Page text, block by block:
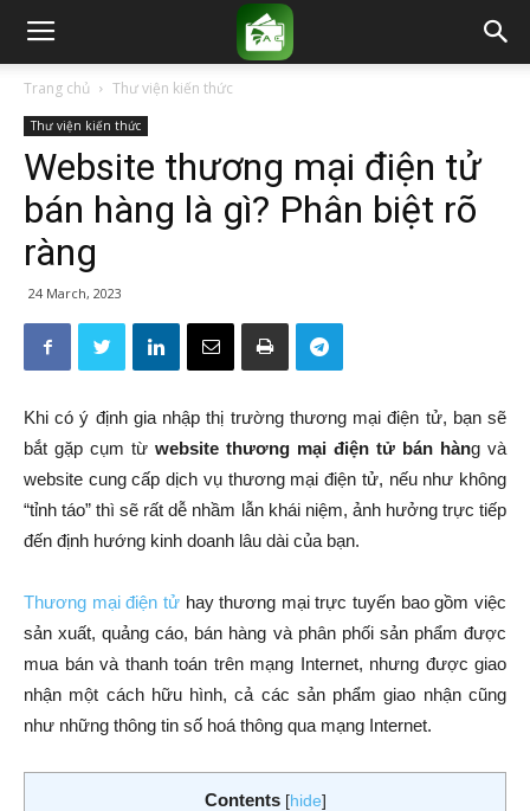
Trang chủ Thư viện kiến thức
Thư viện kiến thức
Website thương mại điện tử
bán hàng là gì? Phân biệt rõ
ràng
24 March, 2023
Khi có ý định gia nhập thị trường thương mại điện tử, bạn sẽ
bắt gặp cụm từ website thương mại điện tử bán hàng và
website cung cấp dịch vụ thương mại điện tử, nếu như không
“tỉnh táo” thì sẽ rất dễ nhầm lẫn khái niệm, ảnh hưởng trực tiếp
đến định hướng kinh doanh lâu dài của bạn.
Thương mại điện tửhay thương mại trực tuyến bao gồm việc
sản xuất, quảng cáo, bán hàng và phân phối sản phẩm được
mua bán và thanh toán trên mạng Internet, nhưng được giao
nhận một cách hữu hình, cả các sản phẩm giao nhận cũng
như những thông tin số hoá thông qua mạng Internet.
Contents [hide]